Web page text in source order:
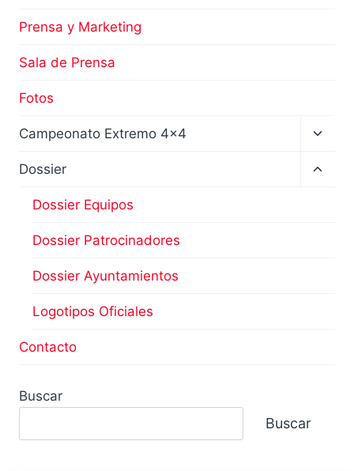
Prensa y Marketing
Sala de Prensa
Fotos
Campeonato Extremo 4×4
hijo
Dossier
Dossier Equipos
Dossier Patrocinadores
Dossier Ayuntamientos
Logotipos Oficiales
Contacto
Buscar
Buscar